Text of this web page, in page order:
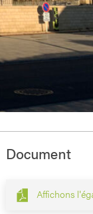
Document
Affichons